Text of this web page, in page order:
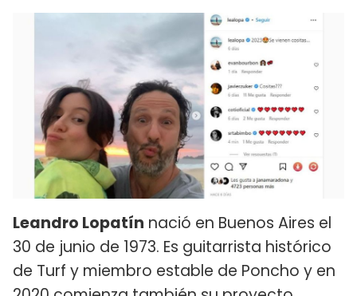
Leandro Lopatín nació en Buenos Aires el
30 de junio de 1973. Es guitarrista histórico
de Turf y miembro estable de Poncho y en